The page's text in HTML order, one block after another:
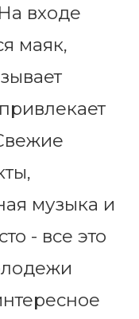
входе
маяк,
музыка и
- все это